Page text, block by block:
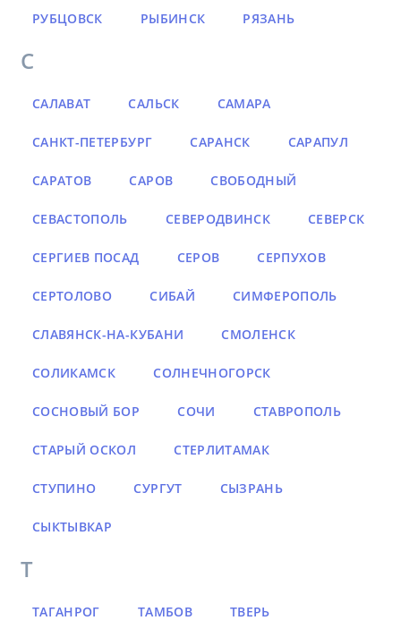
РУБЦОВСК РЫБИНСК РЯЗАНЬ
С
САЛАВАТ САЛЬСК САМАРА
САНКТ-ПЕТЕРБУРГ САРАНСК САРАПУЛ
САРАТОВ САРОВ СВОБОДНЫЙ
СЕВАСТОПОЛЬ СЕВЕРОДВИНСК СЕВЕРСК
СЕРГИЕВ ПОСАД СЕРОВ СЕРПУХОВ
СЕРТОЛОВО СИБАЙ СИМФЕРОПОЛЬ
СЛАВЯНСК-НА-КУБАНИ СМОЛЕНСК
СОЛИКАМСК СОЛНЕЧНОГОРСК
СОСНОВЫЙ БОР СОЧИ СТАВРОПОЛЬ
СТАРЫЙ ОСКОЛ СТЕРЛИТАМАК
СТУПИНО СУРГУТ СЫЗРАНЬ
СЫКТЫВКАР
Т
ТАГАНРОГ ТАМБОВ ТВЕРЬ